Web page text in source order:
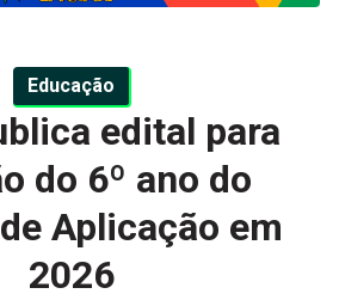
Educação
edital para
do 6º ano do
Aplicação em
2026